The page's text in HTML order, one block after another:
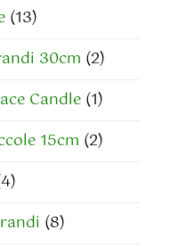
(13)
30cm (2)
Candle (1)
15cm (2)
(8)